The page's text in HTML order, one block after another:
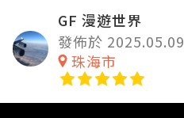
GF 漫遊世界
發佈於 2025.05.09
珠海市